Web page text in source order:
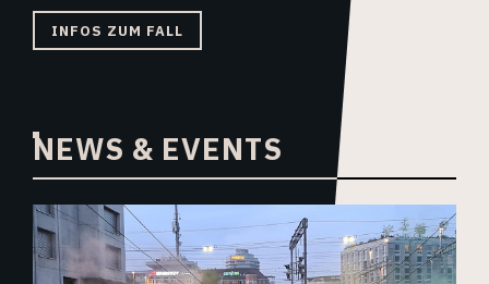
INFOS ZUM FALL
NEWS & EVENTS